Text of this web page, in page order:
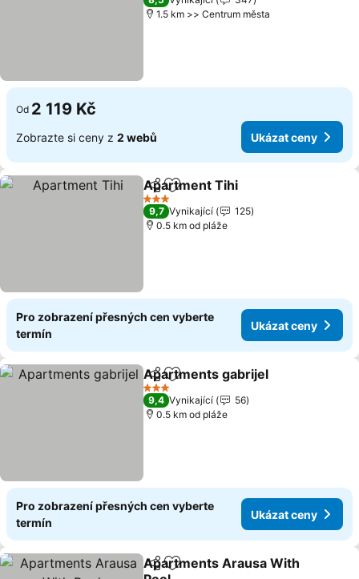
1.5 km >> Centrum města
Od 2 119 Kč
Zobrazte si ceny z 2 webů Ukázat ceny
SdíletPřidat na seznam oblíbených
Apartment Tihi
3 Počet hvězdiček
9,7 Vynikající
125
0.5 km od pláže
Pro zobrazení přesných cen vyberte
termín
Ukázat ceny
SdíletPřidat na seznam oblíbených
Apartments gabrijel
3 Počet hvězdiček
9,4 Vynikající
56
0.5 km od pláže
Pro zobrazení přesných cen vyberte
termín
Ukázat ceny
SdíletPřidat na seznam oblíbených
Apartments Arausa With